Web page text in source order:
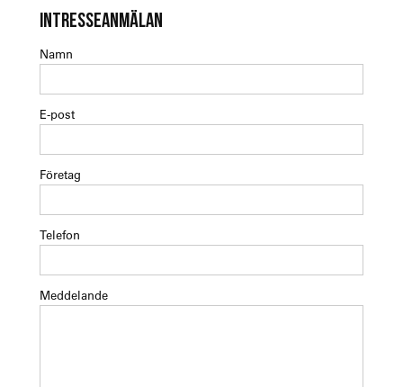
INTRESSEANMÄLAN
Namn
E-post
Företag
Telefon
Meddelande